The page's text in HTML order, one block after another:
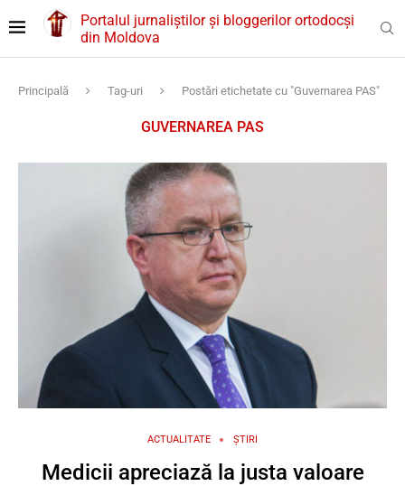
Portalul jurnaliștilor și bloggerilor ortodocși
din Moldova
Principală Tag-uri Postări etichetate cu "Guvernarea PAS"
GUVERNAREA PAS
ACTUALITATE ȘTIRI
Medicii apreciază la justa valoare